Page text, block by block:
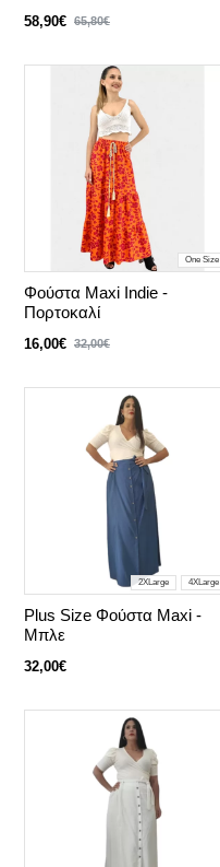
58,90€ 65,80€
One Size
Φούστα Maxi Indie -
Πορτοκαλί
16,00€ 32,00€
2XLarge 4XLarge
Plus Size Φούστα Maxi -
Μπλε
32,00€